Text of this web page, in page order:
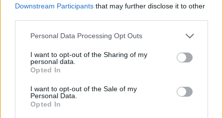
Downstream Participants that may further disclose it to other
Please note that this website/app uses one or more Google
not limited to your visit or usage behaviour. You may click to
grant or deny consent to Google and its third-party tags to
use your data for below specified purposes in below Google
consent section.
Personal Data Processing Opt Outs
I want to opt-out of the Sharing of my
personal data.
Opted In
I want to opt-out of the Sale of my
Personal Data.
Opted In
Η αποξήρανση της λίμνης Κάρλας άρχισε στο τέλος